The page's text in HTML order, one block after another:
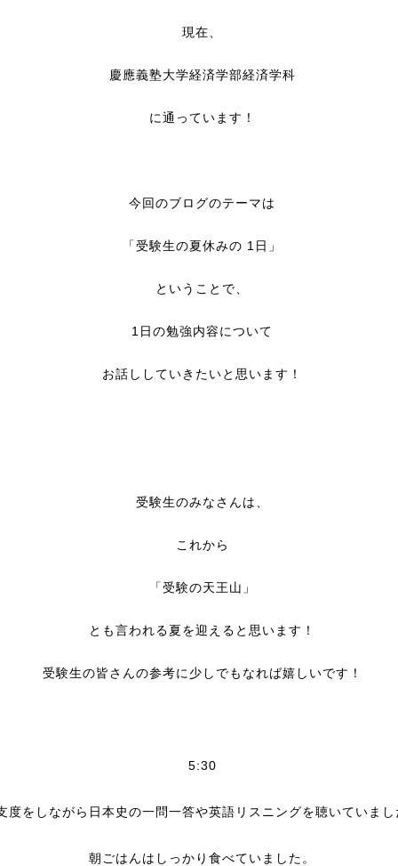
現在、
慶應義塾大学経済学部経済学科
に通っています！
今回のブログのテーマは
「受験生の夏休みの 1日」
ということで、
1日の勉強内容について
お話ししていきたいと思います！
受験生のみなさんは、
これから
「受験の天王山」
とも言われる夏を迎えると思います！
受験生の皆さんの参考に少しでもなれば嬉しいです！
5:30
度をしながら日本史の一問一答や英語リスニングを聴いていまし
朝ごはんはしっかり食べていました。